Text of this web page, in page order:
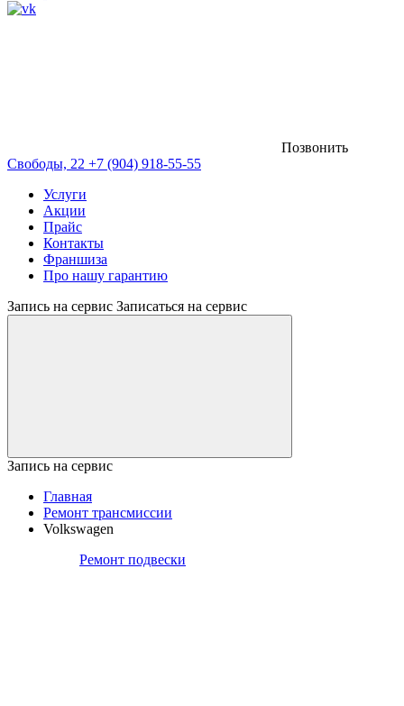
Позвонить
Свободы, 22 +7 (904) 918-55-55
Услуги
Акции
Прайс
Контакты
Франшиза
Про нашу гарантию
Запись на сервис Записаться на сервис
Запись на сервис
Главная
Ремонт трансмиссии
Volkswagen
Ремонт подвески